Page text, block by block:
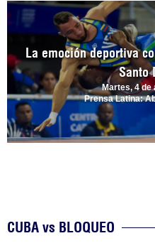
La emoción deportiva
Santo
Martes, 4 de
Prensa Latina:
CUBA vs BLOQUEO